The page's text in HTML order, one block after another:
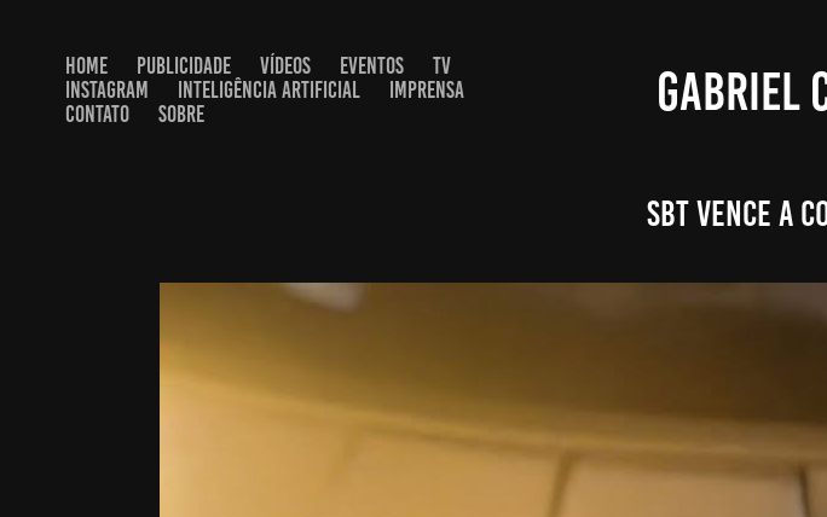
HOME PUBLICIDADE VÍDEOS EVENTOS
TV
INSTAGRAM
INTELIGÊNCIA ARTIFICIAL
IMPRENSA
CONTATO
SOBRE GABRIEL
Sbt vence a